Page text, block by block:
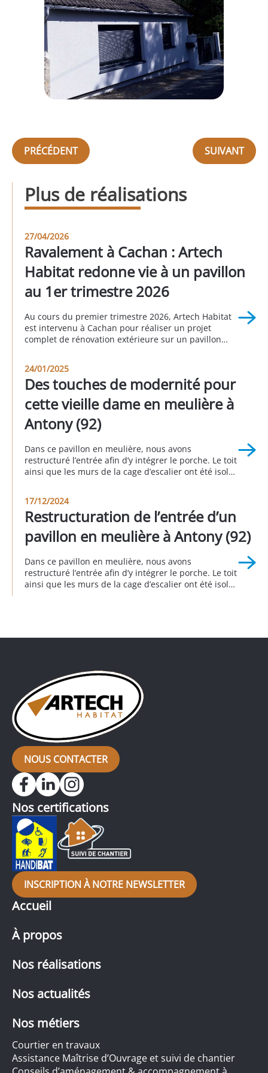
PRÉCÉDENT SUIVANT
Plus de réalisations
27/04/2026
Ravalement à Cachan : Artech
Habitat redonne vie à un pavillon
au 1er trimestre 2026
Au cours du premier trimestre 2026, Artech Habitat
est intervenu à Cachan pour réaliser un projet
complet de rénovation extérieure sur un pavillon
valoriser un bien immobilier, améliorer sa durabilité
et moderniser son apparence. Grâce à une
intervention globale comprenant le traitement de la
[…]
24/01/2025
Des touches de modernité pour
cette vieille dame en meulière à
Antony (92)
Dans ce pavillon en meulière, nous avons
restructuré l’entrée afin d’y intégrer le porche. Le toit
ainsi que les murs de la cage d’escalier ont été isolés
remplacé la porte de garage et la porte d’entrée. A
Antony 3eme trimestre 2024.
17/12/2024
Restructuration de l’entrée d’un
pavillon en meulière à Antony (92)
Dans ce pavillon en meulière, nous avons
restructuré l’entrée afin d’y intégrer le porche. Le toit
ainsi que les murs de la cage d’escalier ont été isolés
NOUS CONTACTER
Accueil
À propos
Nos réalisations
Nos actualités
Nos métiers
Courtier en travaux
Assistance Maîtrise d’Ouvrage et suivi de chantier
Nos certifications
INSCRIPTION À NOTRE NEWSLETTER